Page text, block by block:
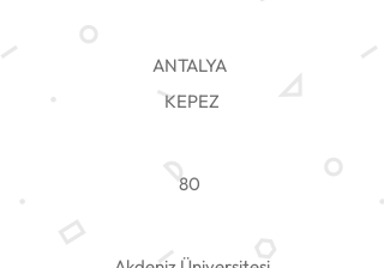
ANTALYA
KEPEZ
80